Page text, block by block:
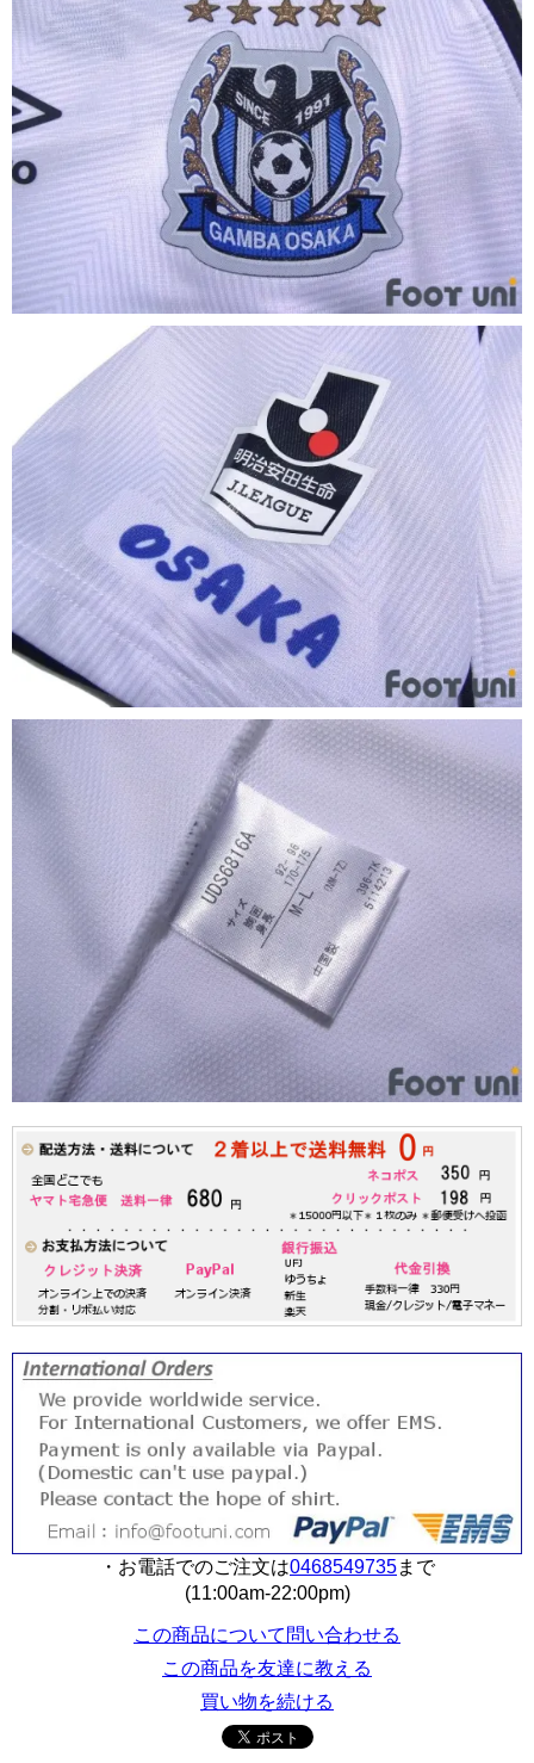
・お電話でのご注文は0468549735まで
(11:00am-22:00pm)
この商品について問い合わせる
この商品を友達に教える
買い物を続ける